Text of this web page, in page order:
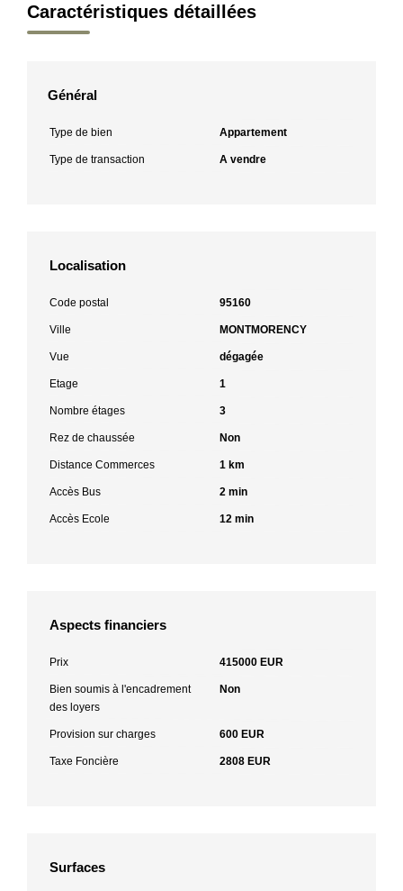
Caractéristiques détaillées
Général
Type de bien Appartement
Type de transaction A vendre
Localisation
Code postal 95160
Ville MONTMORENCY
Vue dégagée
Etage 1
Nombre étages 3
Rez de chaussée Non
Distance Commerces 1 km
Accès Bus 2 min
Accès Ecole 12 min
Aspects financiers
Prix 415000 EUR
Bien soumis à l'encadrement
des loyers
Non
Provision sur charges 600 EUR
Taxe Foncière 2808 EUR
Surfaces